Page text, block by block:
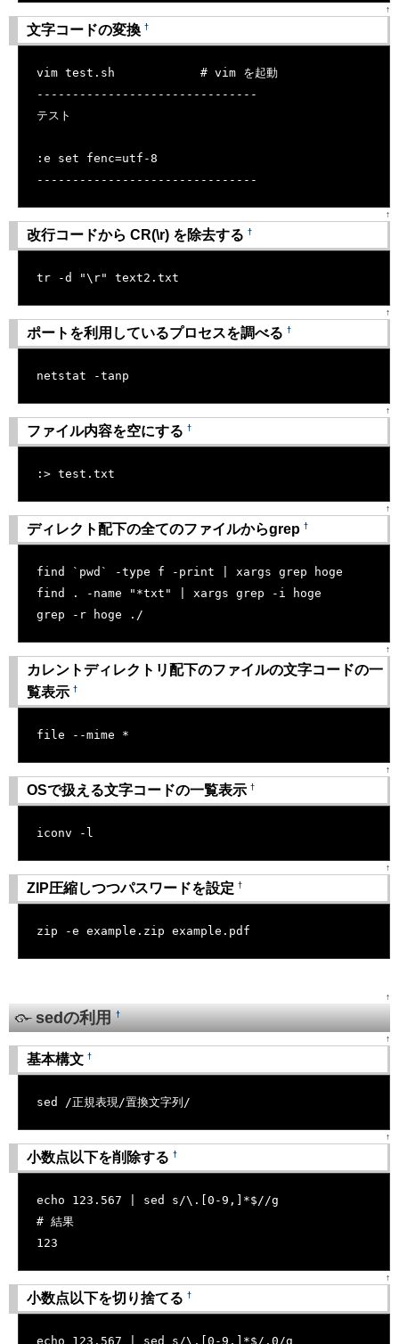
↑
文字コードの変換 †
vim test.sh            # vim を起動
-------------------------------
テスト
:e set fenc=utf-8
-------------------------------
↑
改行コードから CR(\r) を除去する †
tr -d "\r" text2.txt
↑
ポートを利用しているプロセスを調べる †
netstat -tanp
↑
ファイル内容を空にする †
:> test.txt
↑
ディレクト配下の全てのファイルからgrep †
find `pwd` -type f -print | xargs grep hoge
find . -name "*txt" | xargs grep -i hoge
grep -r hoge ./
↑
カレントディレクトリ配下のファイルの文字コードの一
覧表示 †
file --mime *
↑
OSで扱える文字コードの一覧表示 †
iconv -l
↑
ZIP圧縮しつつパスワードを設定 †
zip -e example.zip example.pdf
↑
sedの利用†
↑
基本構文 †
sed /正規表現/置換文字列/
↑
小数点以下を削除する †
echo 123.567 | sed s/\.[0-9,]*$//g
# 結果
123
↑
小数点以下を切り捨てる †
echo 123.567 | sed s/\.[0-9,]*$/.0/g